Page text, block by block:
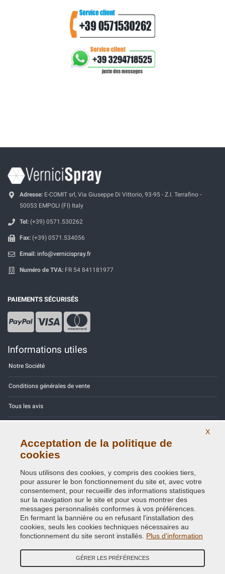
Adresse: E-COMIT srl, Via Giuseppe Di Vittorio, 93-95 - Z.I. Terrafino -
50053 EMPOLI (FI) Italy
Tel: (+39) 0571.530262
Fax: (+39) 0571.534056
Email: info@vernicispray.fr
Numéro de TVA: FR 54 841181977
PAIEMENTS SÉCURISÉS
Informations utiles
Notre Société
Conditions générales de vente
Tous les avis
Contactez-nous
Politique de confidentialité - RGPD
Copyright © 2014 - 2026. All Rights Reserved.
Credits:E-COMIT
X
Acceptation de la politique de
cookies
Nous utilisons des cookies, y compris des cookies tiers,
pour assurer le bon fonctionnement du site et, avec votre
consentement, pour recueillir des informations statistiques
sur la navigation sur le site et pour vous montrer des
messages personnalisés conformes à vos préférences.
En fermant la bannière ou en refusant l'installation des
cookies, seuls les cookies techniques nécessaires au
fonctionnement du site seront installés. Plus d'information
GÉRER LES PRÉFÉRENCES